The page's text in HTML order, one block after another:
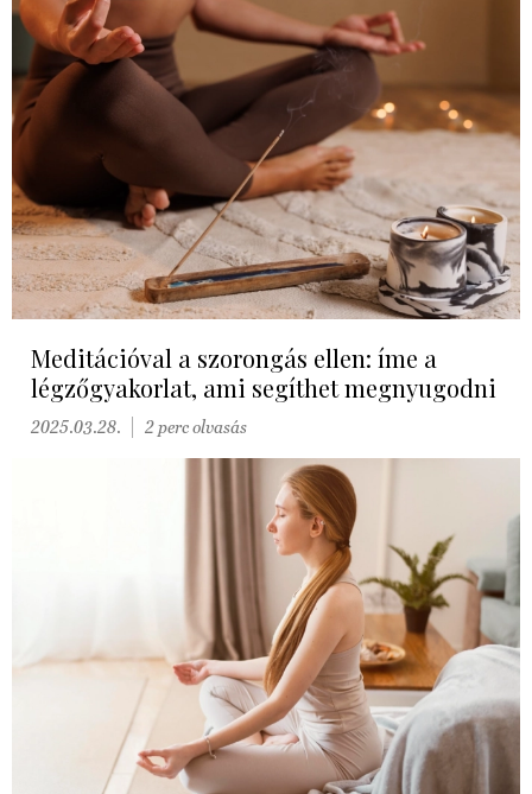
Meditációval a szorongás ellen: íme a
légzőgyakorlat, ami segíthet megnyugodni
2025.03.28. 2 perc olvasás